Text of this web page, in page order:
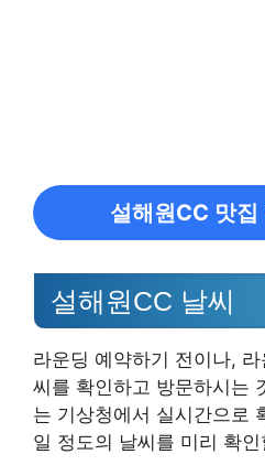
설해원CC 맛집
설해원CC 날씨
라운딩 예약하기 전이나,
씨를 확인하고 방문하시는
는 기상청에서 실시간으로
일 정도의 날씨를 미리 확